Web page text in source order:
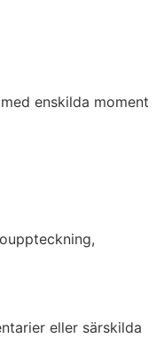
enskilda moment
eller särskilda